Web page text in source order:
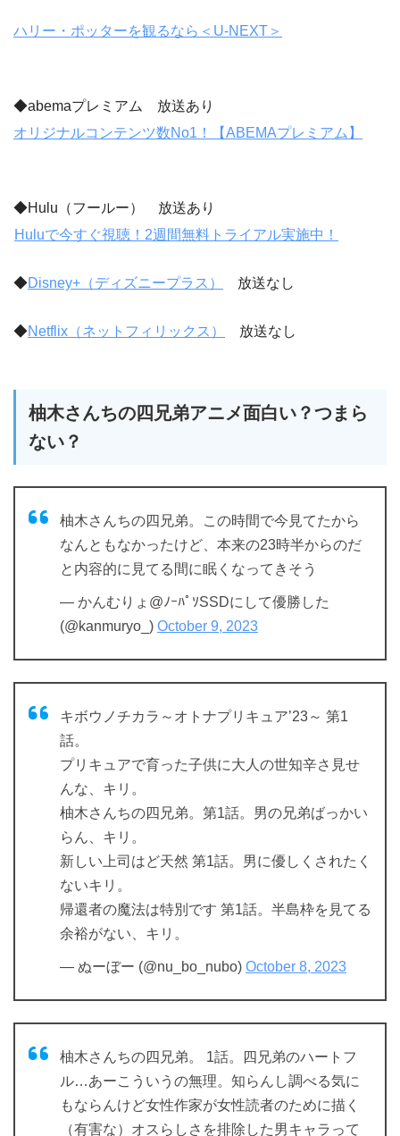
ハリー・ポッターを観るなら＜U-NEXT＞
◆abemaプレミアム 放送あり
オリジナルコンテンツ数No1！【ABEMAプレミアム】
◆Hulu（フールー） 放送あり
Huluで今すぐ視聴！2週間無料トライアル実施中！
◆Disney+（ディズニープラス） 放送なし
◆Netflix（ネットフィリックス） 放送なし
柚木さんちの四兄弟アニメ面白い？つまら
ない？
柚木さんちの四兄弟。この時間で今見てたから
なんともなかったけど、本来の23時半からのだ
と内容的に見てる間に眠くなってきそう
— かんむりょ@ﾉｰﾊﾟｿSSDにして優勝した
(@kanmuryo_) October 9, 2023
キボウノチカラ～オトナプリキュア’23～ 第1
話。
プリキュアで育った子供に大人の世知辛さ見せ
んな、キリ。
柚木さんちの四兄弟。第1話。男の兄弟ばっかい
らん、キリ。
新しい上司はど天然 第1話。男に優しくされたく
ないキリ。
帰還者の魔法は特別です 第1話。半島枠を見てる
余裕がない、キリ。
— ぬーぼー (@nu_bo_nubo) October 8, 2023
柚木さんちの四兄弟。 1話。四兄弟のハートフ
ル…あーこういうの無理。知らんし調べる気に
もならんけど女性作家が女性読者のために描く
（有害な）オスらしさを排除した男キャラって